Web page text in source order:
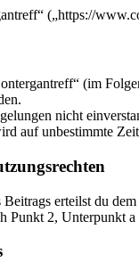
(„https://
(im
nicht
auf unbestimmte
erteilst du
Punkt 2, Unterpunkt